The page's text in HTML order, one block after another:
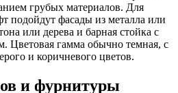
грубых материалов. Для
подойдут фасады из металла или
или дерева и барная стойка с
Цветовая гамма обычно темная, с
и коричневого цветов.
и фурнитуры